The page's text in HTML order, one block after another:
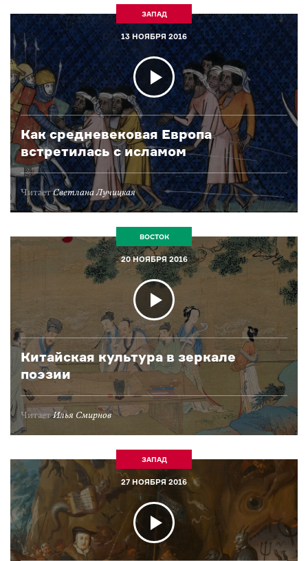
ЗАПАД
13 НОЯБРЯ 2016
Как средневековая Европа
встретилась с исламом
ЧитаетСветлана Лучицкая
ВОСТОК
20 НОЯБРЯ 2016
Китайская культура в зеркале
поэзии
ЧитаетИлья Смирнов
ЗАПАД
27 НОЯБРЯ 2016